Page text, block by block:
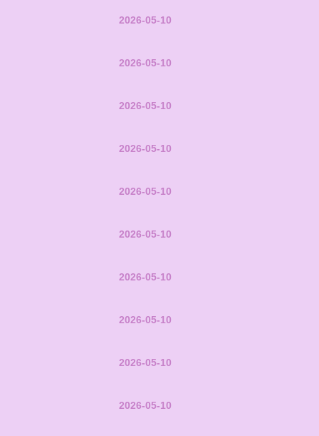
2026-05-10
2026-05-10
2026-05-10
2026-05-10
2026-05-10
2026-05-10
2026-05-10
2026-05-10
2026-05-10
2026-05-10